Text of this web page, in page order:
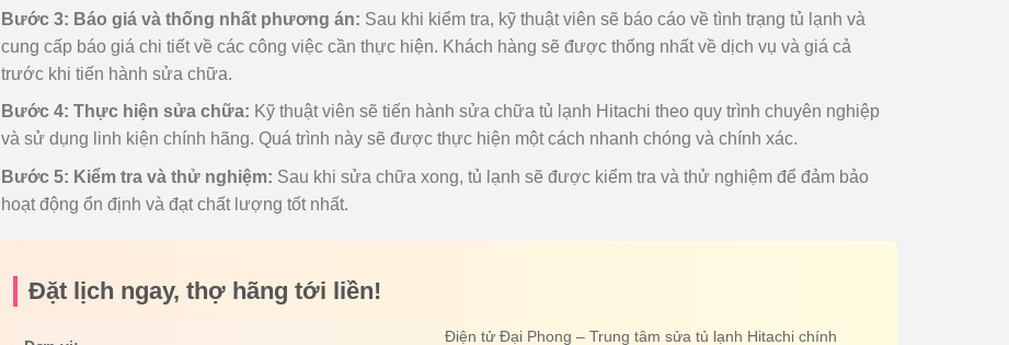
Bước 3: Báo giá và thống nhất phương án: Sau khi kiểm tra, kỹ thuật viên sẽ báo cáo về tình trạng tủ lạnh và
cung cấp báo giá chi tiết về các công việc cần thực hiện. Khách hàng sẽ được thống nhất về dịch vụ và giá cả
trước khi tiến hành sửa chữa.
Bước 4: Thực hiện sửa chữa: Kỹ thuật viên sẽ tiến hành sửa chữa tủ lạnh Hitachi theo quy trình chuyên nghiệp
và sử dụng linh kiện chính hãng. Quá trình này sẽ được thực hiện một cách nhanh chóng và chính xác.
Bước 5: Kiểm tra và thử nghiệm: Sau khi sửa chữa xong, tủ lạnh sẽ được kiểm tra và thử nghiệm để đảm bảo
hoạt động ổn định và đạt chất lượng tốt nhất.
Đặt lịch ngay, thợ hãng tới liền!
Điện tử Đại Phong – Trung tâm sửa tủ lạnh Hitachi chính